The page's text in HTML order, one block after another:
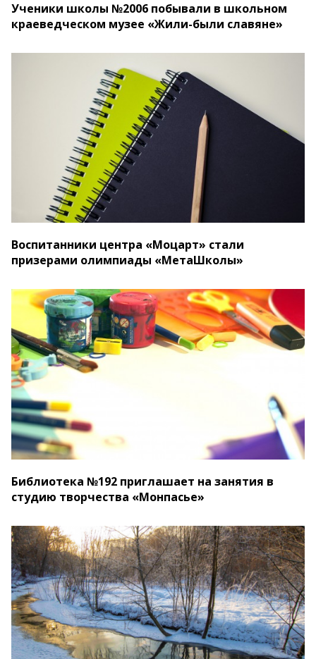
Ученики школы №2006 побывали в школьном
краеведческом музее «Жили-были славяне»
Воспитанники центра «Моцарт» стали
призерами олимпиады «МетаШколы»
Библиотека №192 приглашает на занятия в
студию творчества «Монпасье»